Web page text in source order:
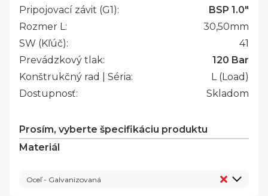
Pripojovací závit (G1):
BSP 1.0"
Rozmer L:
30,50mm
SW (Kľúč):
41
Prevádzkový tlak:
120 Bar
Konštrukčný rad | Séria:
L (Load)
Dostupnosť:
Skladom
Prosím, vyberte špecifikáciu produktu
Materiál
Oceľ - Galvanizovaná